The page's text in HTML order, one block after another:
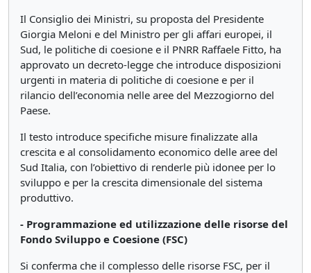
Il Consiglio dei Ministri, su proposta del Presidente
Giorgia Meloni e del Ministro per gli affari europei, il
Sud, le politiche di coesione e il PNRR Raffaele Fitto, ha
approvato un decreto-legge che introduce disposizioni
urgenti in materia di politiche di coesione e per il
rilancio dell’economia nelle aree del Mezzogiorno del
Paese.
Il testo introduce specifiche misure finalizzate alla
crescita e al consolidamento economico delle aree del
Sud Italia, con l’obiettivo di renderle più idonee per lo
sviluppo e per la crescita dimensionale del sistema
produttivo.
- Programmazione ed utilizzazione delle risorse del
Fondo Sviluppo e Coesione (FSC)
Si conferma che il complesso delle risorse FSC, per il